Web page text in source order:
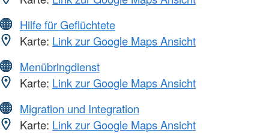
Hilfe für Geflüchtete
Karte: Link zur Google Maps Ansicht
Menübringdienst
Karte: Link zur Google Maps Ansicht
Migration und Integration
Karte: Link zur Google Maps Ansicht